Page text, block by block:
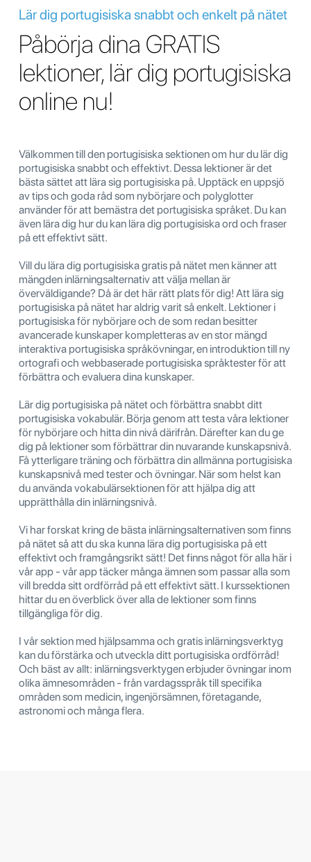
Lär dig portugisiska snabbt och enkelt på nätet
Påbörja dina GRATIS
lektioner, lär dig portugisiska
online nu!
Välkommen till den portugisiska sektionen om hur du lär dig
portugisiska snabbt och effektivt. Dessa lektioner är det
bästa sättet att lära sig portugisiska på. Upptäck en uppsjö
av tips och goda råd som nybörjare och polyglotter
använder för att bemästra det portugisiska språket. Du kan
även lära dig hur du kan lära dig portugisiska ord och fraser
på ett effektivt sätt.
Vill du lära dig portugisiska gratis på nätet men känner att
mängden inlärningsalternativ att välja mellan är
överväldigande? Då är det här rätt plats för dig! Att lära sig
portugisiska på nätet har aldrig varit så enkelt. Lektioner i
portugisiska för nybörjare och de som redan besitter
avancerade kunskaper kompletteras av en stor mängd
interaktiva portugisiska språkövningar, en introduktion till ny
ortografi och webbaserade portugisiska språktester för att
förbättra och evaluera dina kunskaper.
Lär dig portugisiska på nätet och förbättra snabbt ditt
portugisiska vokabulär. Börja genom att testa våra lektioner
för nybörjare och hitta din nivå därifrån. Därefter kan du ge
dig på lektioner som förbättrar din nuvarande kunskapsnivå.
Få ytterligare träning och förbättra din allmänna portugisiska
kunskapsnivå med tester och övningar. När som helst kan
du använda vokabulärsektionen för att hjälpa dig att
upprätthålla din inlärningsnivå.
Vi har forskat kring de bästa inlärningsalternativen som finns
på nätet så att du ska kunna lära dig portugisiska på ett
effektivt och framgångsrikt sätt! Det finns något för alla här i
vår app - vår app täcker många ämnen som passar alla som
vill bredda sitt ordförråd på ett effektivt sätt. I kurssektionen
hittar du en överblick över alla de lektioner som finns
tillgängliga för dig.
I vår sektion med hjälpsamma och gratis inlärningsverktyg
kan du förstärka och utveckla ditt portugisiska ordförråd!
Och bäst av allt: inlärningsverktygen erbjuder övningar inom
olika ämnesområden - från vardagsspråk till specifika
områden som medicin, ingenjörsämnen, företagande,
astronomi och många flera.